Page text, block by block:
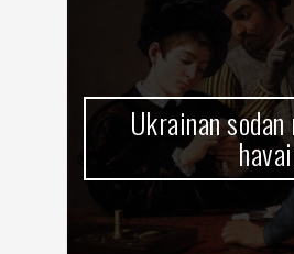
Ukrainan